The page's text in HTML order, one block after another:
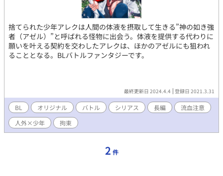
捨てられた少年アレクは人間の体液を摂取して生きる”神の如き強
者（アゼル）”と呼ばれる怪物に出会う。体液を提供する代わりに
願いを叶える契約を交わしたアレクは、ほかのアゼルにも狙われ
ることとなる。BLバトルファンタジーです。
最終更新日 2024.4.4 登録日 2021.3.31
BL オリジナル バトル シリアス 長編
流血注意
人外×少年
拘束
2 件